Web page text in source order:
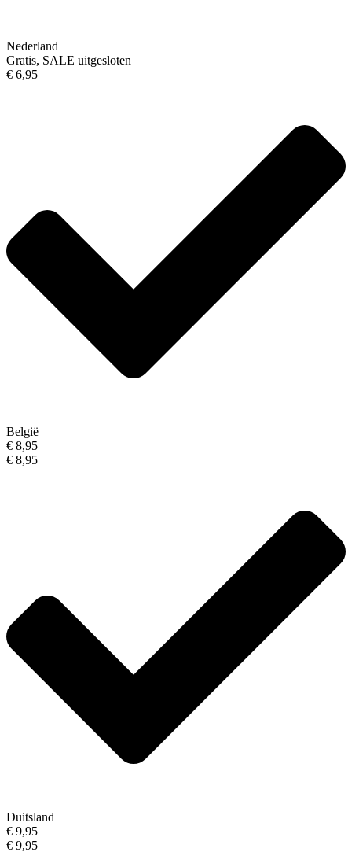
Nederland
Gratis, SALE uitgesloten
€ 6,95
België
€ 8,95
€ 8,95
Duitsland
€ 9,95
€ 9,95